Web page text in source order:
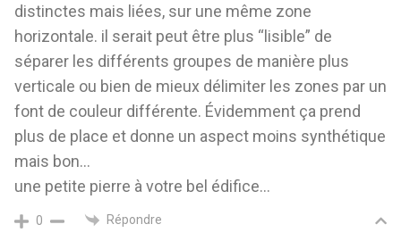
distinctes mais liées, sur une même zone
horizontale. il serait peut être plus “lisible” de
séparer les différents groupes de manière plus
verticale ou bien de mieux délimiter les zones par un
font de couleur différente. Évidemment ça prend
plus de place et donne un aspect moins synthétique
mais bon…
une petite pierre à votre bel édifice…
0 Répondre